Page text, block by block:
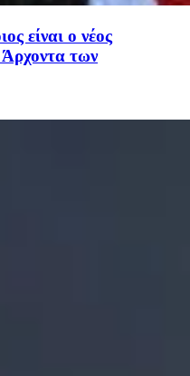
είναι ο νέος
των